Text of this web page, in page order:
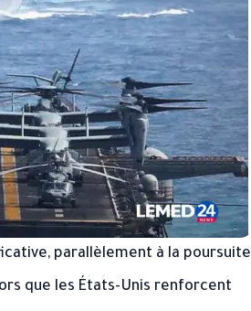
parallèlement à la poursuite
que les États-Unis renforcent